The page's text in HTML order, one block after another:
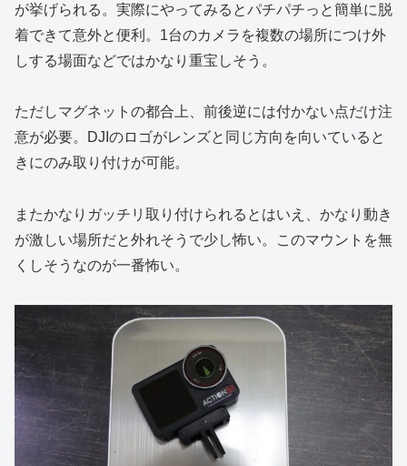
が挙げられる。実際にやってみるとパチパチっと簡単に脱
着できて意外と便利。1台のカメラを複数の場所につけ外
しする場面などではかなり重宝しそう。
ただしマグネットの都合上、前後逆には付かない点だけ注
意が必要。DJIのロゴがレンズと同じ方向を向いていると
きにのみ取り付けが可能。
またかなりガッチリ取り付けられるとはいえ、かなり動き
が激しい場所だと外れそうで少し怖い。このマウントを無
くしそうなのが一番怖い。